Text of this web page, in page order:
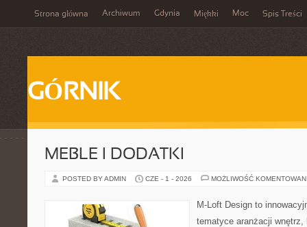
Strona główna Archiwum Gdynia Miękki Moc Spis Treści
GÓRNIK
MEBLE I DODATKI
POSTED BY ADMIN CZE - 1 - 2026 MOŻLIWOŚĆ
M-Loft Design to
tematyce aranżacji